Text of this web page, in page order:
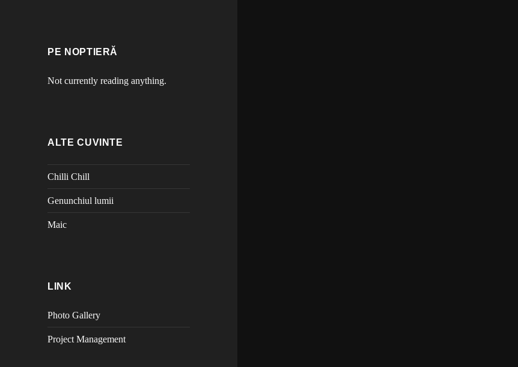
PE NOPTIERĂ
Not currently reading anything.
ALTE CUVINTE
Chilli Chill
Genunchiul lumii
Maic
LINK
Photo Gallery
Project Management